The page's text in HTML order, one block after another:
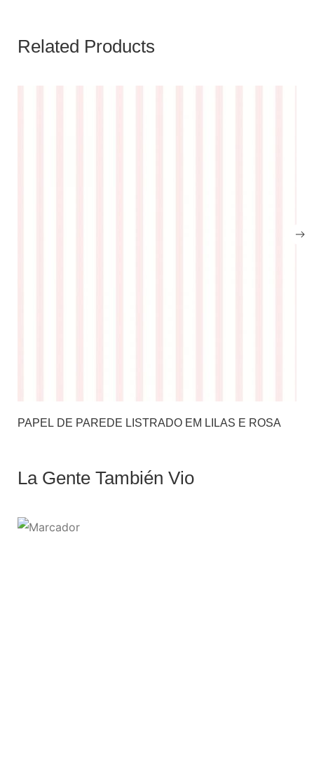
Related Products
PAPEL DE PAREDE LISTRADO EM LILAS E ROSA
La Gente También Vio